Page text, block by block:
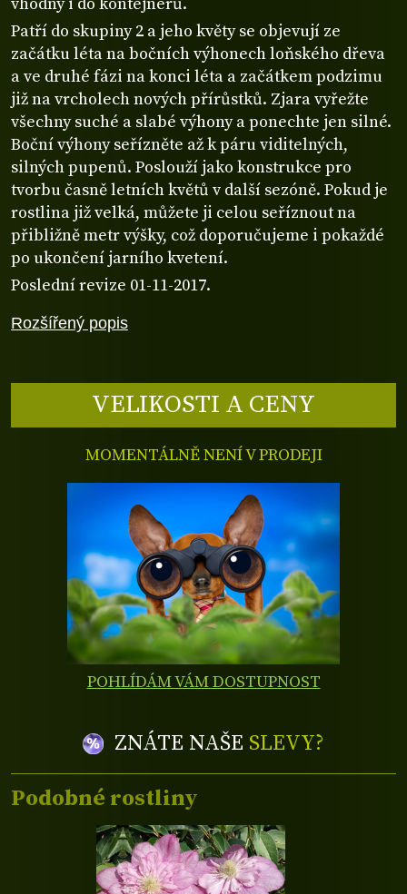
Rozšířený popis
Patří do skupiny 2 a jeho květy se objevují ze
začátku léta na bočních výhonech loňského dřeva
a ve druhé fázi na konci léta a začátkem podzimu
již na vrcholech nových přírůstků. Zjara vyřežte
všechny suché a slabé výhony a ponechte jen silné.
Boční výhony seřízněte až k páru viditelných,
silných pupenů. Poslouží jako konstrukce pro
tvorbu časně letních květů v další sezóně. Pokud je
rostlina již velká, můžete ji celou seříznout na
přibližně metr výšky, což doporučujeme i pokaždé
po ukončení jarního kvetení.
Poslední revize 01-11-2017.
VELIKOSTI A CENY
MOMENTÁLNĚ NENÍ V PRODEJI
POHLÍDÁM VÁM DOSTUPNOST
ZNÁTE NAŠE SLEVY?
Podobné rostliny